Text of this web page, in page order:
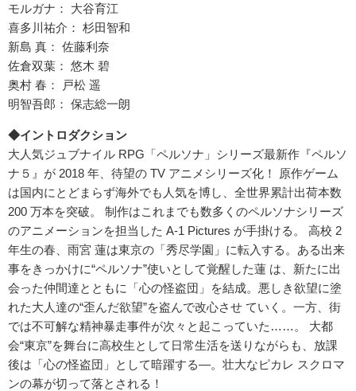
モルガナ： 大谷育江
喜多川祐介： 杉田智和
新島 真： 佐藤利奈
佐倉双葉： 悠木 碧
奥村 春： 戸松 遥
明智吾郎： 保志総一朗
◆イントロダクション
大人気ジュブナイル RPG「ペルソナ」シリーズ最新作『ペルソ
ナ５』が 2018 年、待望の TV アニメシリーズ化！ 原作ゲーム
は国内にとどまらず海外でも人気を博し、全世界累計出荷本数
200 万本を突破。 制作はこれまでも数多くのペルソナシリーズ
のアニメーションを担当した A-1 Pictures が手掛ける。 高校 2
年生の春、雨宮 蓮は東京の「秀尽学園」に転入する。ある出来
事をきっかけに“ペルソナ”使いとして覚醒した蓮 は、新たに出
会った仲間達とともに「心の怪盗団」を結成。悪しき欲望に塗
れた大人達の“歪んだ欲望”を盗んで改心させ ていく。一方、街
では不可解な精神暴走事件が次々と起こっていた……。 大都
会“東京”を舞台に高校生として日常生活を送りながらも、放課
後は「心の怪盗団」として暗躍する―。壮大なピカレ スクロマ
ンの幕が切って落とされる！